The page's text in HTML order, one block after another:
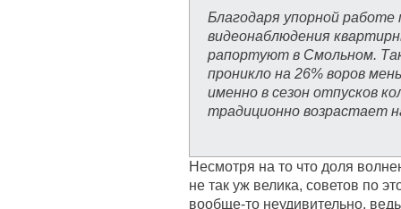
Благодаря упорной
видеонаблюдения
рапортуют в Смольном.
проникло на 26% воров
именно в сезон отпусков
традиционно возрастает
Несмотря на то что доля
не так уж велика, советов по
вообще-то неудивительно,